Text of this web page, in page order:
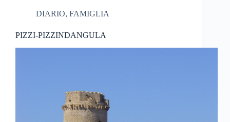
DIARIO, FAMIGLIA
PIZZI-PIZZINDANGULA